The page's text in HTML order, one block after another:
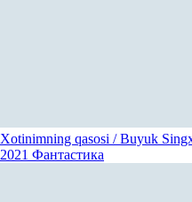
Xotinimning qasosi / Buyuk
2021 Фантастика